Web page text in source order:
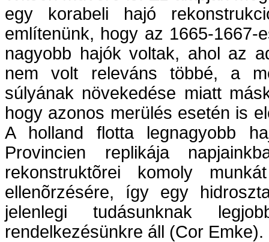
egy korabeli hajó
említenünk, hogy az 1665-1667-
nagyobb hajók voltak, ahol az
nem volt releváns többé, a
súlyának növekedése miatt
hogy azonos merülés esetén is
A holland flotta legnagyobb
Provincien replikája
rekonstruktõrei komoly
ellenõrzésére, így egy
jelenlegi tudásunknak
rendelkezésünkre áll (Cor Emke).